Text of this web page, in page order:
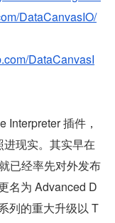
DataCanvasIO/
DataCanvasI
Interpreter 插件，
现实。其实早在
已经率先对外发布
名为 Advanced D
列的重大升级以 T